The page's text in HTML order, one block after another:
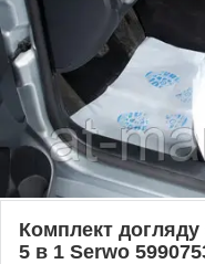
Комплект
5 в 1 Serwo